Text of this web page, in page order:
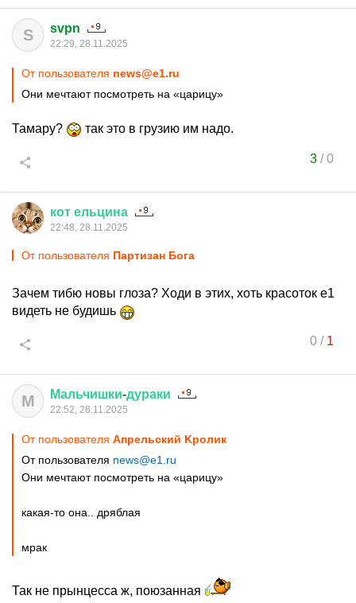
S svpn
22:29, 28.11.2025
От пользователя news@e1.ru
Они мечтают посмотреть на «царицу»
Тамару? так это в грузию им надо.
3/0
кот ельцина
22:48, 28.11.2025
От пользователя Партизан Бога
Зачем тибю новы глоза? Ходи в этих, хоть красоток е1
видеть не будишь
0/ 1
М Мальчишки-дураки
22:52, 28.11.2025
От пользователя Aпрельский Kролик
От пользователя news@e1.ru
Они мечтают посмотреть на «царицу»
какая-то она.. дряблая
мрак
Так не прынцесса ж, поюзанная